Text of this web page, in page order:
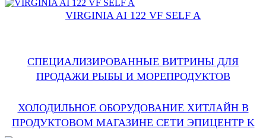
VIRGINIA AI 122 VF SELF A
СПЕЦИАЛИЗИРОВАННЫЕ ВИТРИНЫ ДЛЯ
ПРОДАЖИ РЫБЫ И МОРЕПРОДУКТОВ
ХОЛОДИЛЬНОЕ ОБОРУДОВАНИЕ ХИТЛАЙН В
ПРОДУКТОВОМ МАГАЗИНЕ СЕТИ ЭПИЦЕНТР K